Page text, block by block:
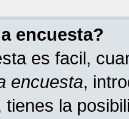
encuesta?
es facil,
encuesta,
la